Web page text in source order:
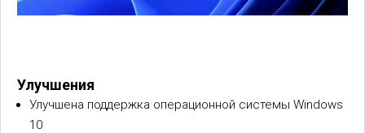
Улучшения
Улучшена поддержка операционной системы Windows
10